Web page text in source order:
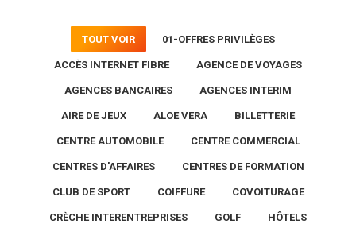
TOUT VOIR 01-OFFRES PRIVILÈGES
ACCÈS INTERNET FIBRE AGENCE DE VOYAGES
AGENCES BANCAIRES AGENCES INTERIM
AIRE DE JEUX ALOE VERA BILLETTERIE
CENTRE AUTOMOBILE CENTRE COMMERCIAL
CENTRES D'AFFAIRES CENTRES DE FORMATION
CLUB DE SPORT COIFFURE COVOITURAGE
CRÈCHE INTERENTREPRISES GOLF HÔTELS